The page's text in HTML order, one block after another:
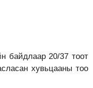
байдлаар 20/37 тоот
хувьцааны тоо